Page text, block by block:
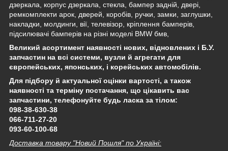
дзеркала, корпус дзеркала, стекла, бампер задній, двері,
ремкомплекти арок, дверей, коробів, ручки, замки, заглушки,
накладки, молдинги, вії, телевізор, кріплення бамперів,
підсилювачі бамперів на різні моделі BMW бмв,
Великий асортимент наявності нових, відновлених і Б.У.
запчастин на всі системи, вузли й агрегати для
європейських, японських, і корейських автомобілів.
Для підбору й актуальної оцінки вартості, а також
наявності та терміну постачання, що цікавить вас
запчастини, телефонуйте будь ласка за тілом:
098-38-630-38
066-711-27-20
093-60-100-68
Доставка товару "Новий Пошля" по Україні: